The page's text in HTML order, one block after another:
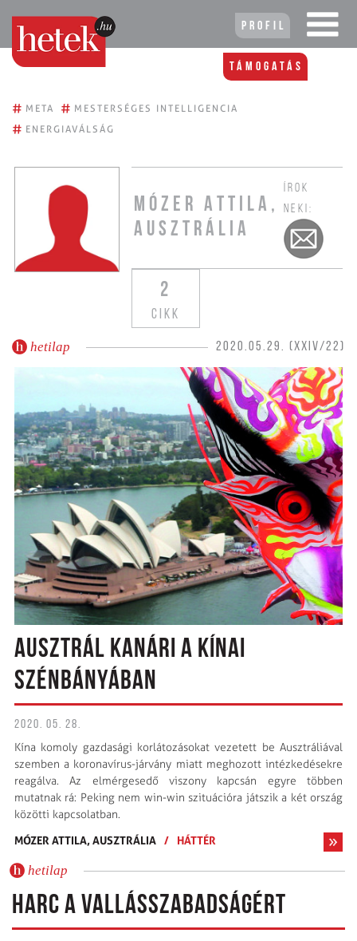
Profil
Támogatás
# META # MESTERSÉGES INTELLIGENCIA
# ENERGIAVÁLSÁG
MÓZER ATTILA,
AUSZTRÁLIA
ÍROK
NEKI:
2
CIKK
hetilap 2020.05.29. (XXIV/22)
AUSZTRÁL KANÁRI A KÍNAI
SZÉNBÁNYÁBAN
2020. 05. 28.
Kína komoly gazdasági korlátozásokat vezetett be Ausztráliával
szemben a koronavírus-járvány miatt meghozott intézkedésekre
reagálva. Az elmérgesedő viszony kapcsán egyre többen
mutatnak rá: Peking nem win-win szituációra játszik a két ország
közötti kapcsolatban.
MÓZER ATTILA, AUSZTRÁLIA / HÁTTÉR
hetilap
HARC A VALLÁSSZABADSÁGÉRT